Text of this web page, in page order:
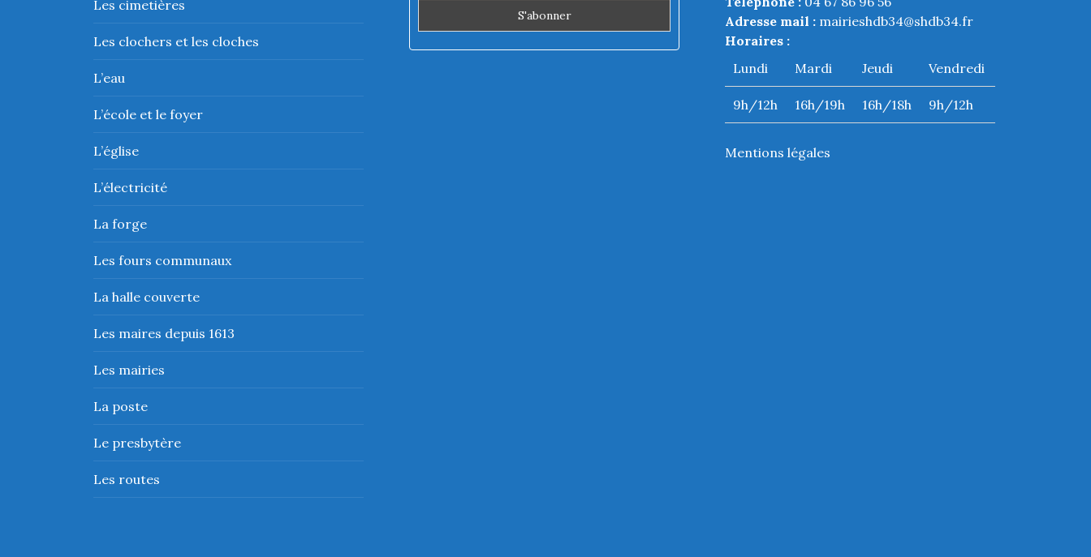
Les cimetières
Les clochers et les cloches
L’eau
L’école et le foyer
L’église
L’électricité
La forge
Les fours communaux
La halle couverte
Les maires depuis 1613
Les mairies
La poste
Le presbytère
Les routes
Adresse mail : mairieshdb34@shdb34.fr
Horaires :
Lundi
Mardi Jeudi Vendredi
9h/12h 16h/19h 16h/18h 9h/12h
Mentions légales